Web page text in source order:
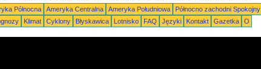
Północna Ameryka Centralna Ameryka Południowa Północno zachodni Spokojny
Klimat Cyklony Błyskawica Lotnisko FAQ Języki Kontakt Gazetka O